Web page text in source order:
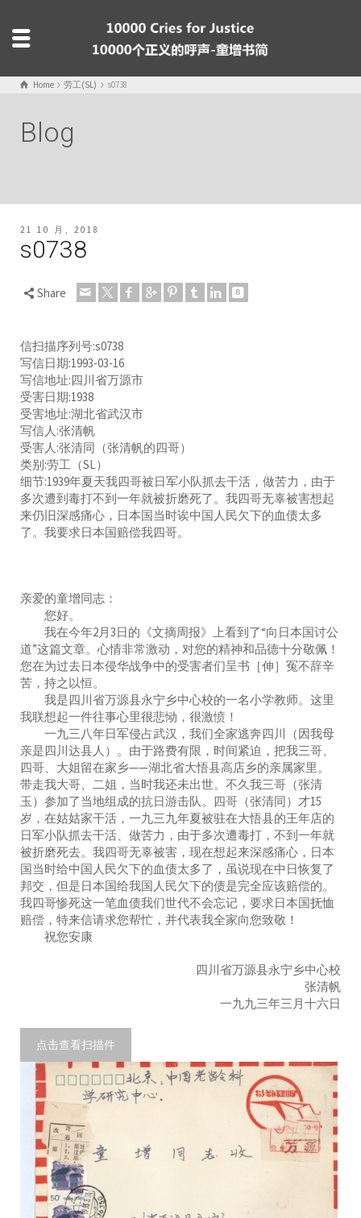
Home 劳工(SL) s0738
Blog
21 10 月, 2018
s0738
Share
信扫描序列号:s0738
写信日期:1993-03-16
写信地址:四川省万源市
受害日期:1938
受害地址:湖北省武汉市
写信人:张清帆
受害人:张清同（张清帆的四哥）
类别:劳工（SL）
细节:1939年夏天我四哥被日军小队抓去干活，做苦力，由于
多次遭到毒打不到一年就被折磨死了。我四哥无辜被害想起
来仍旧深感痛心，日本国当时诶中国人民欠下的血债太多
了。我要求日本国赔偿我四哥。
亲爱的童增同志：
您好。
我在今年2月3日的《文摘周报》上看到了“向日本国讨公
道”这篇文章。心情非常激动，对您的精神和品德十分敬佩！
您在为过去日本侵华战争中的受害者们呈书［伸］冤不辞辛
苦，持之以恒。
我是四川省万源县永宁乡中心校的一名小学教师。这里
我联想起一件往事心里很悲恸，很激愤！
一九三八年日军侵占武汉，我们全家逃奔四川（因我母
亲是四川达县人）。由于路费有限，时间紧迫，把我三哥、
四哥、大姐留在家乡——湖北省大悟县高店乡的亲属家里。
带走我大哥、二姐，当时我还未出世。不久我三哥（张清
玉）参加了当地组成的抗日游击队。四哥（张清同）才15
岁，在姑姑家干活，一九三九年夏被驻在大悟县的王年店的
日军小队抓去干活、做苦力，由于多次遭毒打，不到一年就
被折磨死去。我四哥无辜被害，现在想起来深感痛心，日本
国当时给中国人民欠下的血债太多了，虽说现在中日恢复了
邦交，但是日本国给我国人民欠下的债是完全应该赔偿的。
我四哥惨死这一笔血债我们世代不会忘记，要求日本国抚恤
赔偿，特来信请求您帮忙，并代表我全家向您致敬！
祝您安康
四川省万源县永宁乡中心校
张清帆
一九九三年三月十六日